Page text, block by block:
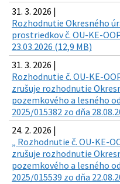
31. 3. 2026 |
Rozhodnutie Okresného
prostriedkov č. OU-KE-
23.03.2026 (12,9 MB)
31. 3. 2026 |
Rozhodnutie č. OU-KE-
zrušuje rozhodnutie
pozemkového a lesného
2025/015382 zo dňa
24. 2. 2026 |
„ Rozhodnutie č. OU-KE-
zrušuje rozhodnutie
pozemkového a lesného
2025/015539 zo dňa